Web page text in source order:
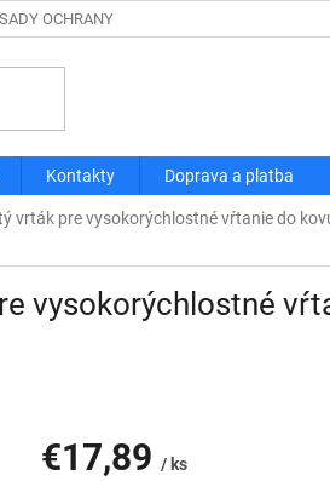
OCHRANY OSOBNÝCH ÚDAJOV
Kontakty Doprava a platba
vrták pre vysokorýchlostné vŕtanie do
vysokorýchlostné
€17,89 / ks